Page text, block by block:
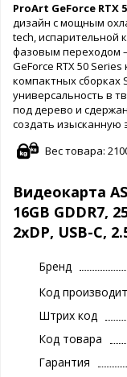
ProArt GeForce RTX
дизайн с мощным
tech, испарительной
фазовым переходом
GeForce RTX 50
компактных сборках
универсальность в
под дерево и
создать изысканную
Вес товара:
Видеокарта
16GB GDDR7,
2xDP, USB-C,
Бренд
Код
Штрих код
Код товара
Гарантия